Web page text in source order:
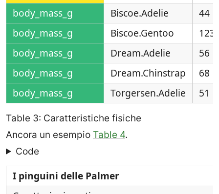
body_mass_g
Biscoe.Adelie
44
body_mass_g
Biscoe.Gentoo
123
body_mass_g
Dream.Adelie
56
body_mass_g
Dream.Chinstrap
68
body_mass_g
Torgersen.Adelie 51
Table 3: Caratteristiche fisiche
Ancora un esempio Table 4.
Code
I pinguini delle Palmer